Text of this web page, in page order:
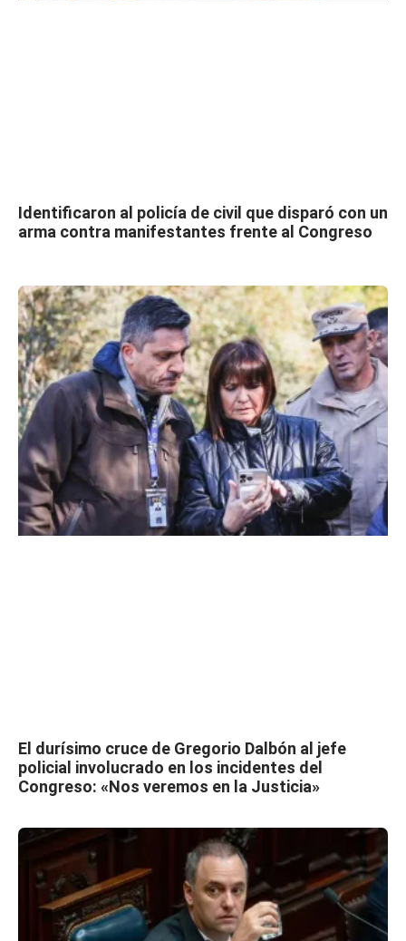
Identificaron al policía de civil que disparó con un
arma contra manifestantes frente al Congreso
El durísimo cruce de Gregorio Dalbón al jefe
policial involucrado en los incidentes del
Congreso: «Nos veremos en la Justicia»